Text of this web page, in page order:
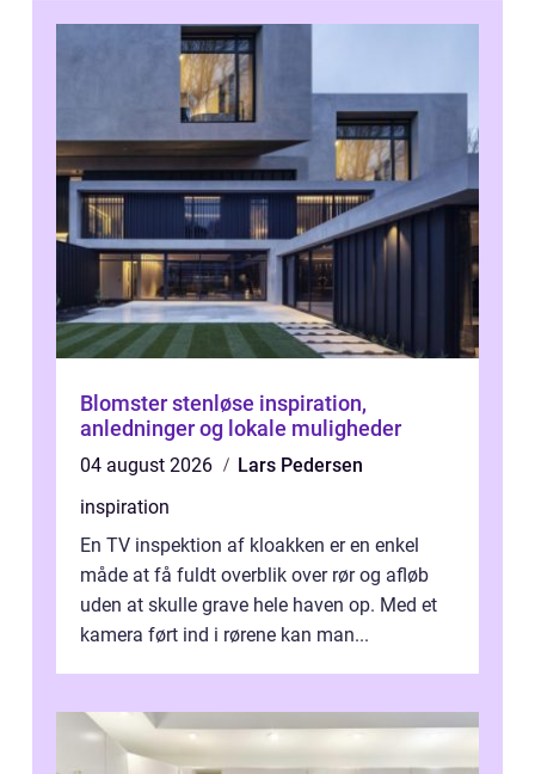
Blomster stenløse inspiration,
anledninger og lokale muligheder
04 august 2026
Lars Pedersen
inspiration
En TV inspektion af kloakken er en enkel
måde at få fuldt overblik over rør og afløb
uden at skulle grave hele haven op. Med et
kamera ført ind i rørene kan man...